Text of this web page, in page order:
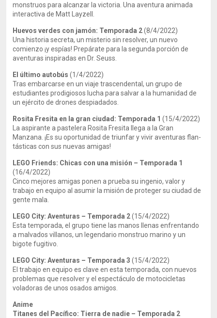
monstruos para alcanzar la victoria. Una aventura animada
interactiva de Matt Layzell.
Huevos verdes con jamón: Temporada 2(8/4/2022)
Una historia secreta, un misterio sin resolver, un nuevo
comienzo ¡y espías! Prepárate para la segunda porción de
aventuras inspiradas en Dr. Seuss.
El último autobús (1/4/2022)
Tras embarcarse en un viaje trascendental, un grupo de
estudiantes prodigiosos lucha para salvar a la humanidad de
un ejército de drones despiadados.
Rosita Fresita en la gran ciudad: Temporada 1(15/4/2022)
La aspirante a pastelera Rosita Fresita llega a la Gran
Manzana. ¡Es su oportunidad de triunfar y vivir aventuras flan-
tásticas con sus nuevas amigas!
LEGO Friends: Chicas con una misión – Temporada 1
(16/4/2022)
Cinco mejores amigas ponen a prueba su ingenio, valor y
trabajo en equipo al asumir la misión de proteger su ciudad de
gente mala.
LEGO City: Aventuras – Temporada 2(15/4/2022)
Esta temporada, el grupo tiene las manos llenas enfrentando
a malvados villanos, un legendario monstruo marino y un
bigote fugitivo.
LEGO City: Aventuras – Temporada 3 (15/4/2022)
El trabajo en equipo es clave en esta temporada, con nuevos
problemas que resolver y el espectáculo de motocicletas
voladoras de unos osados amigos.
Anime
Titanes del Pacífico: Tierra de nadie – Temporada 2